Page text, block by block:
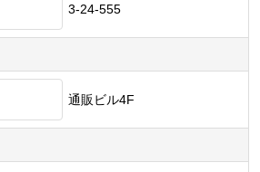
3-24-555
通販ビル4F